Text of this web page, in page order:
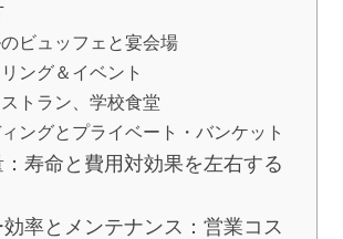
ビュッフェと宴会場
ング＆イベント
トラン、学校食堂
ングとプライベート・バンケット
寿命と費用対効果を左右する
率とメンテナンス：営業コス